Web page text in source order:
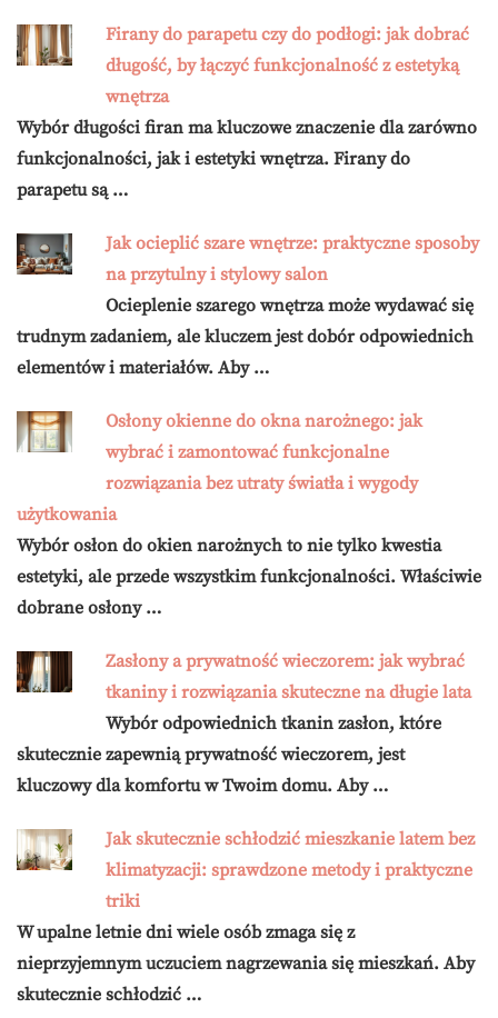
Firany do parapetu czy do podłogi: jak dobrać
długość, by łączyć funkcjonalność z estetyką
wnętrza
Wybór długości firan ma kluczowe znaczenie dla zarówno
funkcjonalności, jak i estetyki wnętrza. Firany do
parapetu są …
Jak ocieplić szare wnętrze: praktyczne sposoby
na przytulny i stylowy salon
Ocieplenie szarego wnętrza może wydawać się
trudnym zadaniem, ale kluczem jest dobór odpowiednich
elementów i materiałów. Aby …
Osłony okienne do okna narożnego: jak
wybrać i zamontować funkcjonalne
rozwiązania bez utraty światła i wygody
użytkowania
Wybór osłon do okien narożnych to nie tylko kwestia
estetyki, ale przede wszystkim funkcjonalności. Właściwie
dobrane osłony …
Zasłony a prywatność wieczorem: jak wybrać
tkaniny i rozwiązania skuteczne na długie lata
Wybór odpowiednich tkanin zasłon, które
skutecznie zapewnią prywatność wieczorem, jest
kluczowy dla komfortu w Twoim domu. Aby …
Jak skutecznie schłodzić mieszkanie latem bez
klimatyzacji: sprawdzone metody i praktyczne
triki
W upalne letnie dni wiele osób zmaga się z
nieprzyjemnym uczuciem nagrzewania się mieszkań. Aby
skutecznie schłodzić …